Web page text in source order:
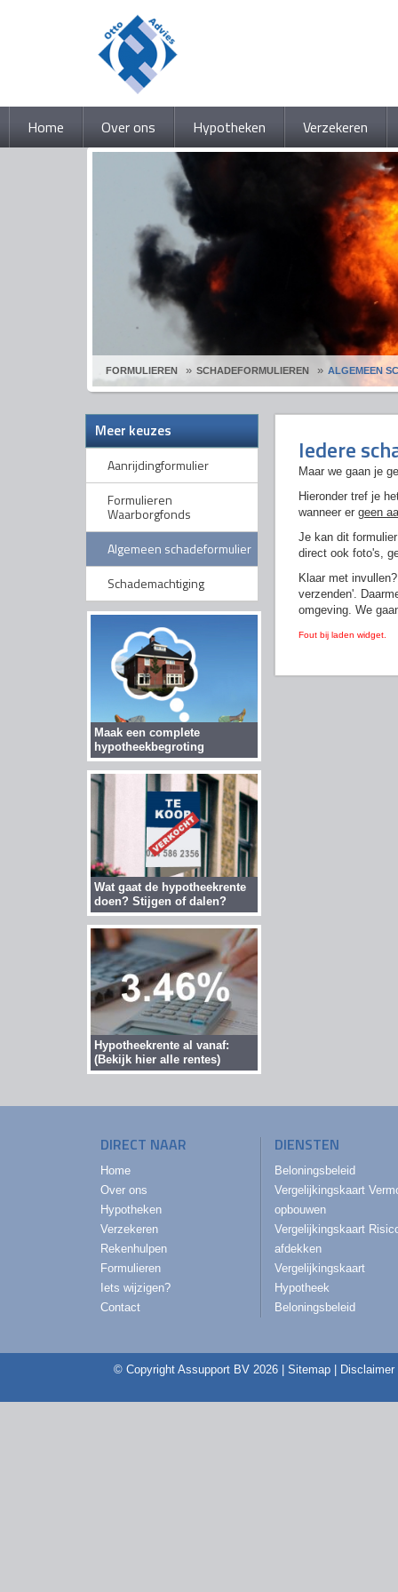
FORMULIEREN SCHADEFORMULIEREN ALGEMEEN
Home Over ons Hypotheken Verzekeren
Meer keuzes
Aanrijdingformulier
Formulieren
Waarborgfonds
Algemeen schadeformulier
Schademachtiging
Maak een complete
hypotheekbegroting
Wat gaat de hypotheekrente
doen? Stijgen of dalen?
Hypotheekrente al vanaf:
(Bekijk hier alle rentes)
Iedere
Maar we gaan je
Hieronder tref je
wanneer er geen
Je kan dit
direct ook foto's,
Klaar met
verzenden'.
omgeving. We
Fout bij laden widget.
DIRECT NAAR
Home
Over ons
Hypotheken
Verzekeren
Rekenhulpen
Formulieren
Iets wijzigen?
Contact
DIENSTEN
Beloningsbeleid
Vergelijkingskaart
opbouwen
Vergelijkingskaart
afdekken
Vergelijkingskaart
Hypotheek
Beloningsbeleid
© Copyright Assupport BV 2026 | Sitemap Disclaimer